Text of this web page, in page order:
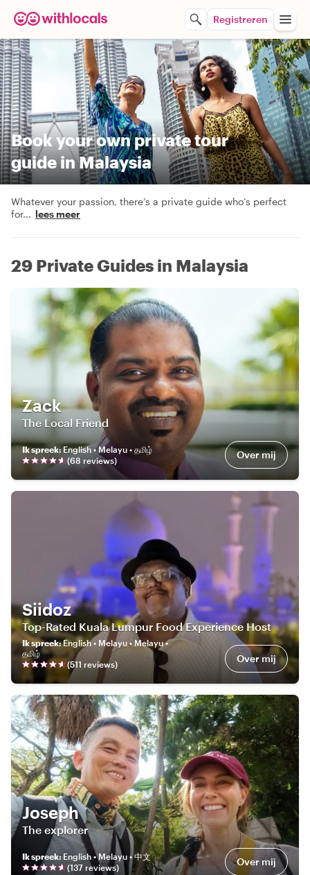
Registreren
Book your own private tour
guide in Malaysia
Whatever your passion, there’s a private guide who’s perfect
for... lees meer
29 Private Guides in Malaysia
Zack
The Local Friend
Ik spreek:English • Melayu • தமிழ்
(68 reviews) Over mij
Siidoz
Top-Rated Kuala Lumpur Food Experience Host
Ik spreek:English • Melayu • Melayu •
தமிழ்
(511 reviews) Over mij
Joseph
The explorer
Ik spreek: English • Melayu • 中文
(137 reviews) Over mij